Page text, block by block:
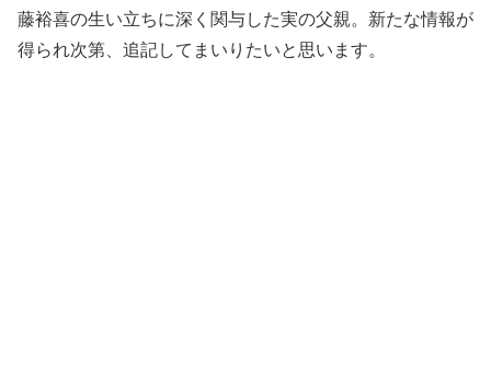
藤裕喜の生い立ちに深く関与した実の父親。新たな情報が
得られ次第、追記してまいりたいと思います。